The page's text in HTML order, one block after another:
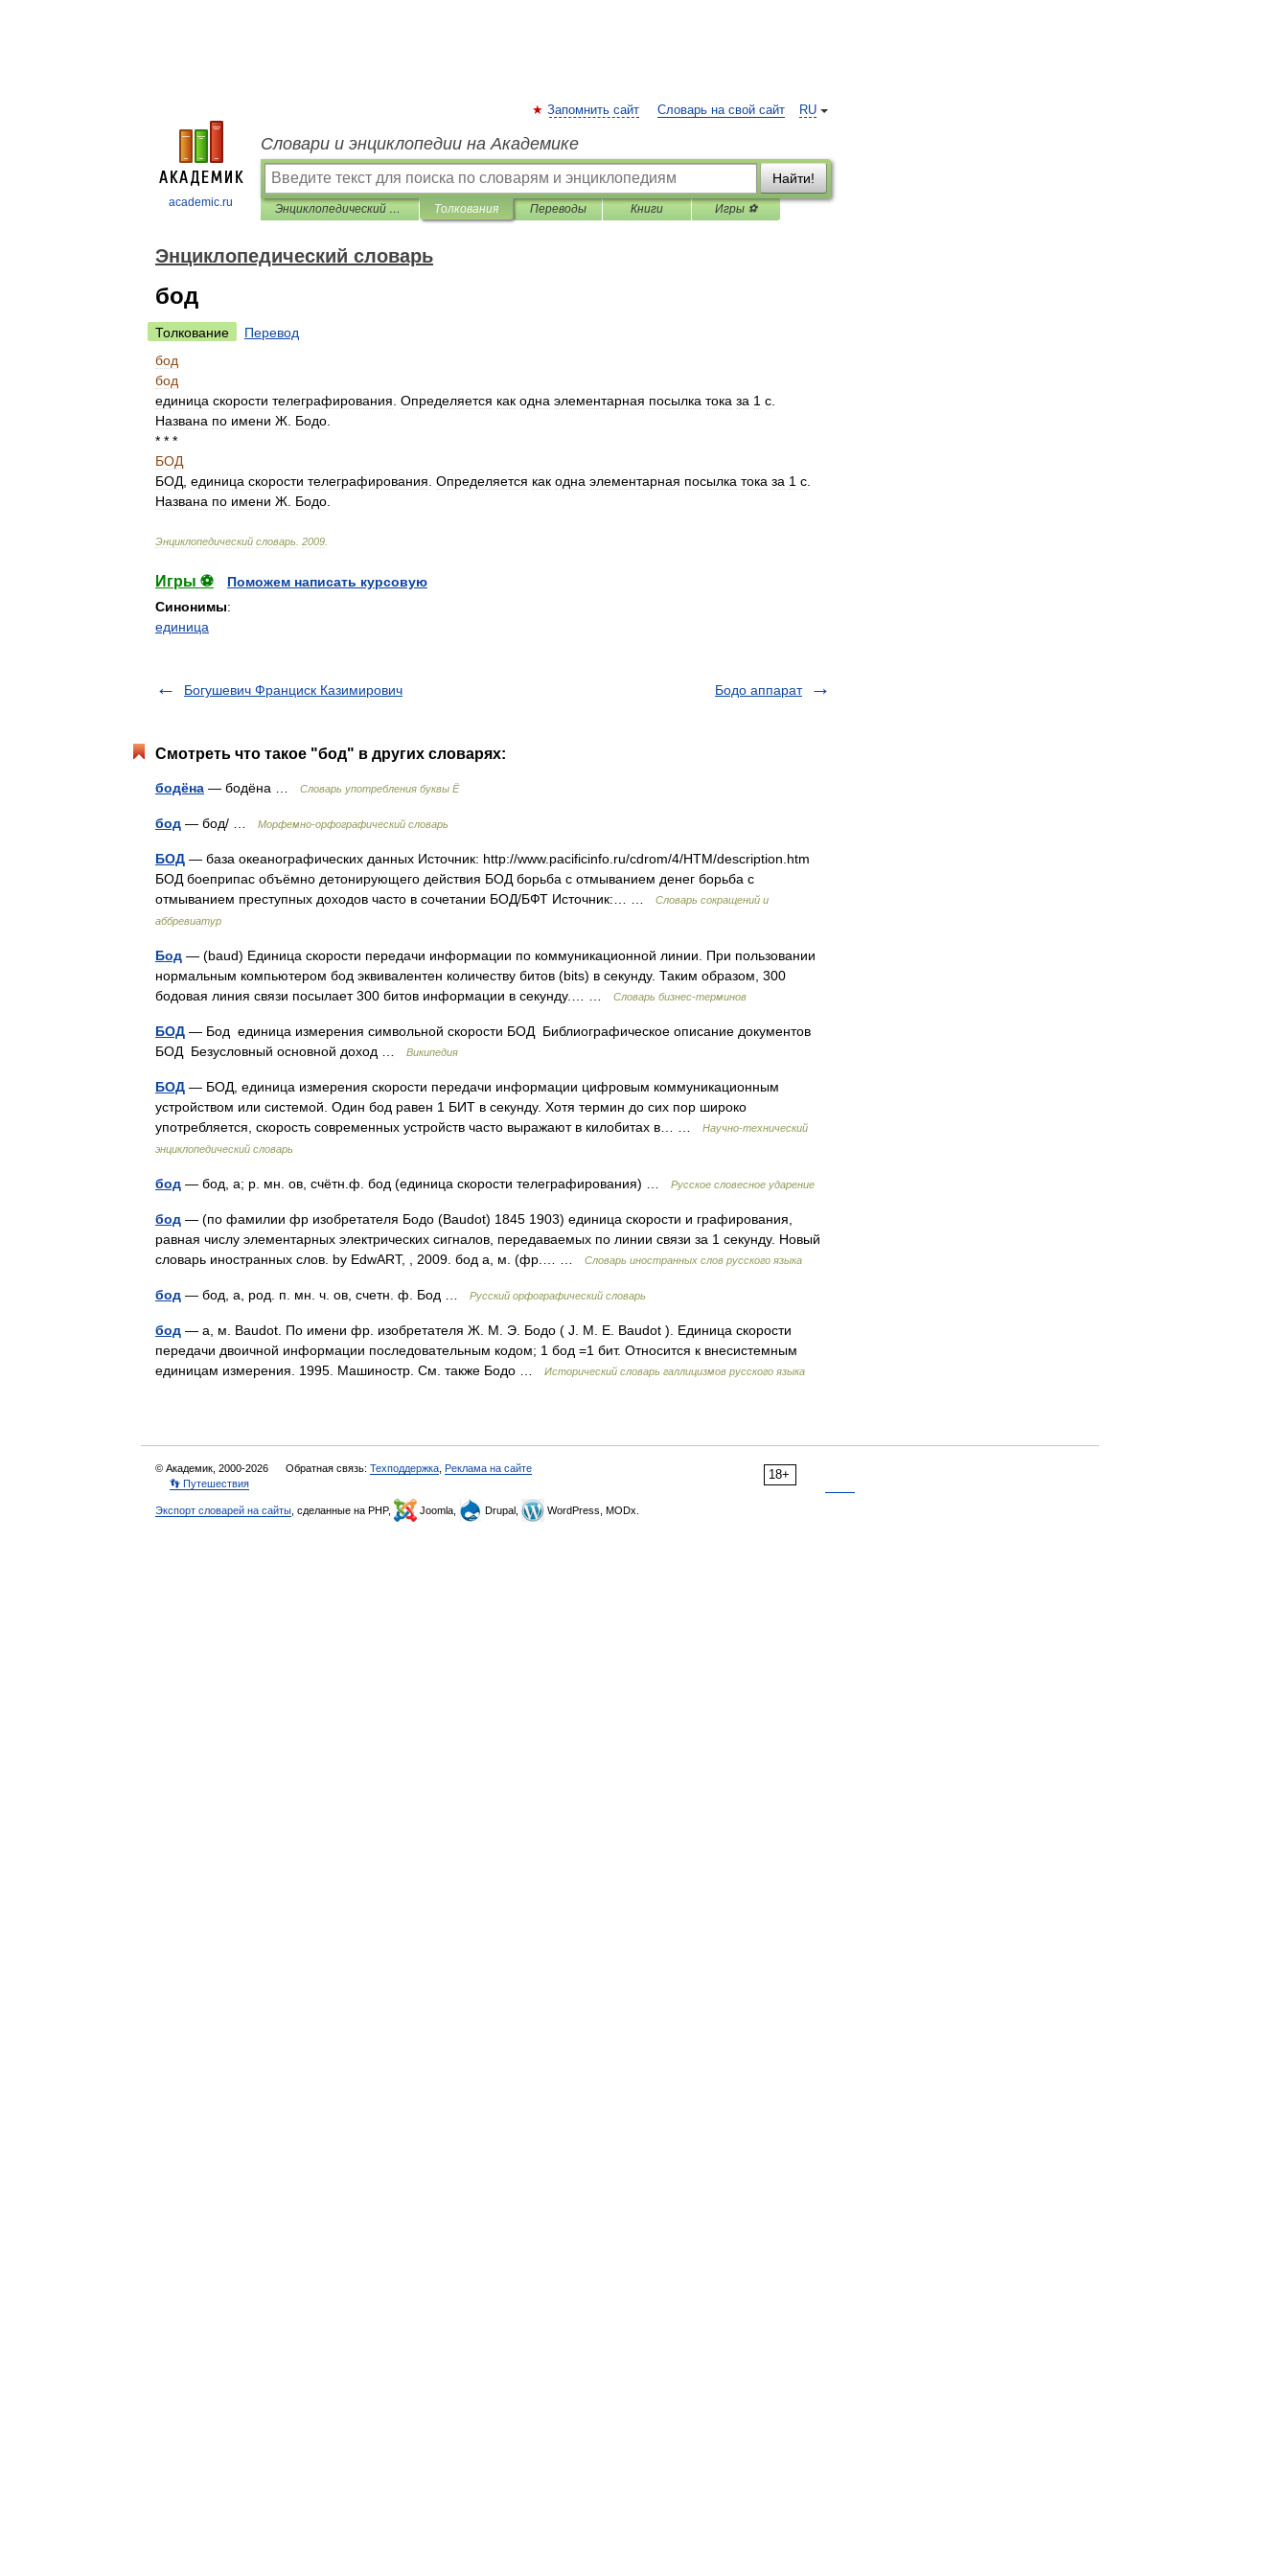
academic.ru
RU
Запомнить сайт Словарь на свой сайт
Словари и энциклопедии на Академике
Найти!
Энциклопедический словарь Толкования Переводы Книги Игры ⚽
Энциклопедический словарь
бод
Толкование
Перевод
бод
бод
единица скорости телеграфирования Определяется как одна элементарная посылка тока за 1 с
Названа по имени Ж Бодо
* * *
БОД
БОД единица скорости телеграфирования Определяется как одна элементарная посылка тока за 1 с
Названа по имени Ж Бодо
Энциклопедический словарь 2009
Игры ⚽
Поможем написать курсовую
Синонимы:
единица
Богушевич Франциск Казимирович Бодо аппарат
Смотреть что такое "бод" в других словарях:
бодёна — бодёна … Словарь употребления буквы Ё
бод — бод/ … Морфемно-орфографический словарь
БОД — база океанографических данных Источник: http://www.pacificinfo.ru/cdrom/4/HTM/description.htm
БОД боеприпас объёмно детонирующего действия БОД борьба с отмыванием денег борьба с
отмыванием преступных доходов часто в сочетании БОД/БФТ Источник:… …
Словарь сокращений и
аббревиатур
Бод — (baud) Единица скорости передачи информации по коммуникационной линии. При пользовании
нормальным компьютером бод эквивалентен количеству битов (bits) в секунду. Таким образом, 300
бодовая линия связи посылает 300 битов информации в секунду.… …
Словарь бизнес-терминов
БОД — Бод единица измерения символьной скорости БОД Библиографическое описание документов
БОД Безусловный основной доход …
Википедия
БОД — БОД, единица измерения скорости передачи информации цифровым коммуникационным
устройством или системой. Один бод равен 1 БИТ в секунду. Хотя термин до сих пор широко
употребляется, скорость современных устройств часто выражают в килобитах в… …
Научно-технический
энциклопедический словарь
бод — бод, а; р. мн. ов, счётн.ф. бод (единица скорости телеграфирования) … Русское словесное ударение
бод — (по фамилии фр изобретателя Бодо (Baudot) 1845 1903) единица скорости и графирования,
равная числу элементарных электрических сигналов, передаваемых по линии связи за 1 секунду. Новый
словарь иностранных слов. by EdwART, , 2009. бод а, м. (фр.… …
Словарь иностранных слов русского языка
бод — бод, а, род. п. мн. ч. ов, счетн. ф. Бод … Русский орфографический словарь
бод — а, м. Baudot. По имени фр. изобретателя Ж. М. Э. Бодо ( J. M. E. Baudot ). Единица скорости
передачи двоичной информации последовательным кодом; 1 бод =1 бит. Относится к внесистемным
единицам измерения. 1995. Машиностр. См. также Бодо …
Исторический словарь галлицизмов русского языка
18+
© Академик, 2000-2026 Обратная связь: Техподдержка Реклама на сайте
👣 Путешествия
Экспорт словарей на сайты , сделанные на PHP, Joomla, Drupal, WordPress, MODx.